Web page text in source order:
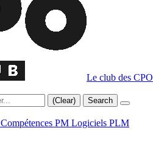
Le club des CPO
(Clear) Search
Compétences PM Logiciels PLM